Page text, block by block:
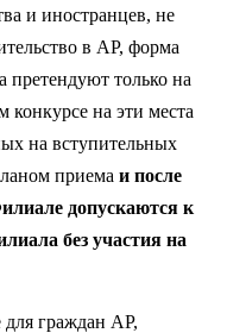
и иностранцев, не
в АР, форма
претендуют только на
конкурсе на эти места
на вступительных
приема и после
допускаются к
без участия на
для граждан АР,